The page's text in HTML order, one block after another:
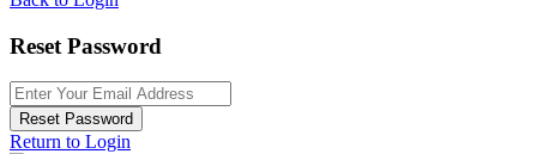
Reset Password
Reset Password
Return to Login